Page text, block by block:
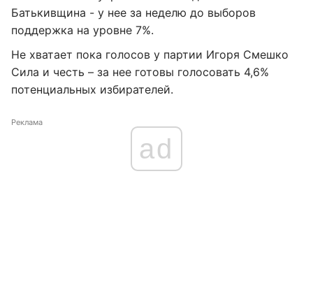
Батькивщина - у нее за неделю до выборов
поддержка на уровне 7%.
Не хватает пока голосов у партии Игоря Смешко
Сила и честь – за нее готовы голосовать 4,6%
потенциальных избирателей.
Реклама
ad